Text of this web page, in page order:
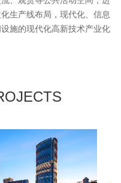
生产线布局，现代化、信息
施的现代化高新技术产业化